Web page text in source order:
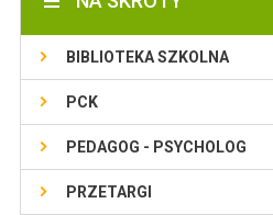
BIBLIOTEKA SZKOLNA
PCK
PEDAGOG - PSYCHOLOG
PRZETARGI